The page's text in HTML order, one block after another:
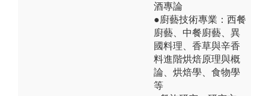
酒專論
●廚藝技術專業：西餐
廚藝、中餐廚藝、異
國料理、香草與辛香
料進階烘焙原理與概
論、烘焙學、食物學
等